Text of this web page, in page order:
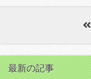
最新の記事